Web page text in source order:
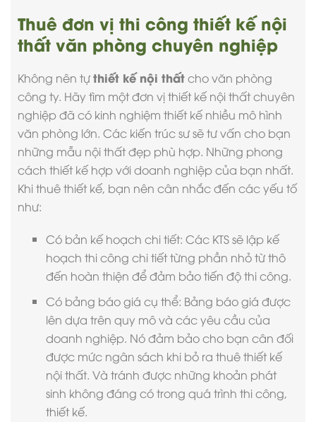
Thuê đơn vị thi công thiết kế nội
thất văn phòng chuyên nghiệp
Không nên tựthiết kế nội thấtcho văn phòng
công ty. Hãy tìm một đơn vị thiết kế nội thất chuyên
nghiệp đã có kinh nghiệm thiết kế nhiều mô hình
văn phòng lớn. Các kiến trúc sư sẽ tư vấn cho bạn
những mẫu nội thất đẹp phù hợp. Những phong
cách thiết kế hợp với doanh nghiệp của bạn nhất.
Khi thuê thiết kế, bạn nên cân nhắc đến các yếu tố
như:
Có bản kế hoạch chi tiết: Các KTS sẽ lập kế
hoạch thi công chi tiết từng phần nhỏ từ thô
đến hoàn thiện để đảm bảo tiến độ thi công.
Có bảng báo giá cụ thể: Bảng báo giá được
lên dựa trên quy mô và các yêu cầu của
doanh nghiệp. Nó đảm bảo cho bạn cân đối
được mức ngân sách khi bỏ ra thuê thiết kế
nội thất. Và tránh được những khoản phát
sinh không đáng có trong quá trình thi công,
thiết kế.